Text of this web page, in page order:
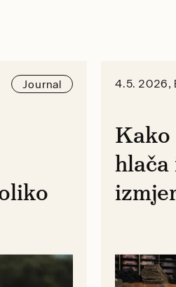
Journal 4.5. 2026,